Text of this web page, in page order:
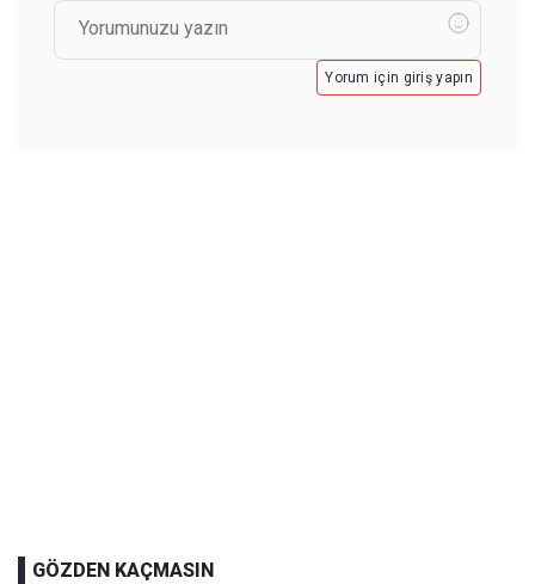
Yorum için giriş yapın
GÖZDEN KAÇMASIN